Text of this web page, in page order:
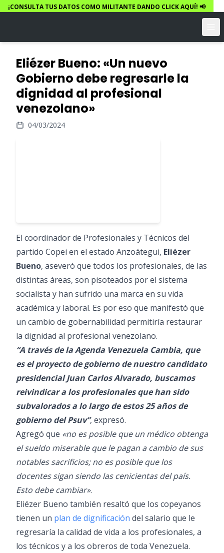
¡CONSULTA TUS DATOS COMO MILITANTE DANDO CLICK AQUÍ! 📢
Eliézer Bueno: «Un nuevo
Gobierno debe regresarle la
dignidad al profesional
venezolano»
04/03/2024
El coordinador de Profesionales y Técnicos del
partido Copei en el estado Anzoátegui, Eliézer
Bueno, aseveró que todos los profesionales, de las
distintas áreas, son pisoteados por el sistema
socialista y han sufrido una marca en su vida
académica y laboral. Es por eso que manifestó que
un cambio de gobernabilidad permitiría restaurar
la dignidad al profesional venezolano.
“A través de la Agenda Venezuela Cambia, que
es el proyecto de gobierno de nuestro candidato
presidencial Juan Carlos Alvarado, buscamos
reivindicar a los profesionales que han sido
subvalorados a lo largo de estos 25 años de
gobierno del Psuv”, expresó.
Agregó que «no es posible que un médico obtenga
el sueldo miserable que le pagan a cambio de sus
notables sacrificios; no es posible que los
docentes sigan siendo las cenicientas del país.
Esto debe cambiar».
Eliézer Bueno también resaltó que los copeyanos
tienen un plan de dignificación del salario que le
regresaría la calidad de vida a los profesionales, a
los técnicos y a los obreros de toda Venezuela.